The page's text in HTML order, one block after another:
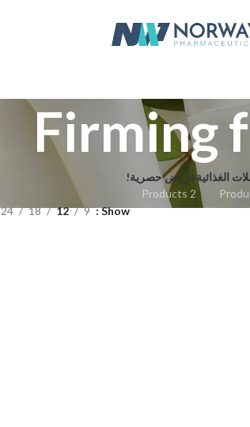
Firming
الغذائيةعروض حصرية!
2 Products
Show
9
12
18
24